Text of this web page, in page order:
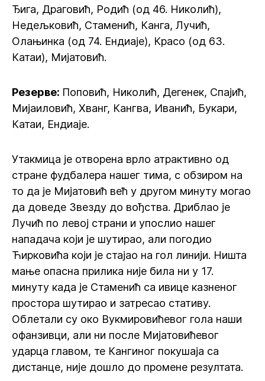
Ђига, Драговић, Родић (од 46. Николић),
Недељковић, Стаменић, Канга, Лучић,
Олањинка (од 74. Ендиаје), Красо (од 63.
Катаи), Мијатовић.
Резерве: Поповић, Николић, Дегенек, Спајић,
Мијаиловић, Хванг, Кангва, Иванић, Букари,
Катаи, Ендиаје.
Утакмица је отворена врло атрактивно од
стране фудбалера нашег тима, с обзиром на
то да је Мијатовић већ у другом минуту могао
да доведе Звезду до вођства. Дриблао је
Лучић по левој страни и упослио нашег
нападача који је шутирао, али погодио
Ћирковића који је стајао на гол линији. Ништа
мање опасна прилика није била ни у 17.
минуту када је Стаменић са ивице казненог
простора шутирао и затресао стативу.
Облетали су око Вукмировићевог гола наши
офанзивци, али ни после Мијатовићевог
ударца главом, те Кангиног покушаја са
дистанце, није дошло до промене резултата.